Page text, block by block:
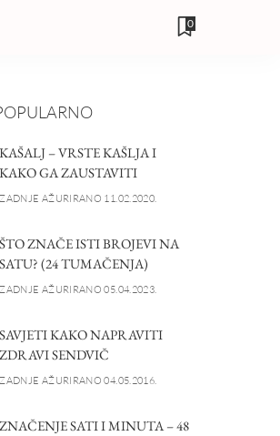
0
KAŠALJ – VRSTE KAŠLJA I
KAKO GA ZAUSTAVITI
ZADNJE AŽURIRANO 11.02.2020.
ŠTO ZNAČE ISTI BROJEVI NA
SATU? (24 TUMAČENJA)
ZADNJE AŽURIRANO 05.04.2023.
SAVJETI KAKO NAPRAVITI
ZDRAVI SENDVIČ
ZADNJE AŽURIRANO 04.05.2016.
ZNAČENJE SATI I MINUTA – 48